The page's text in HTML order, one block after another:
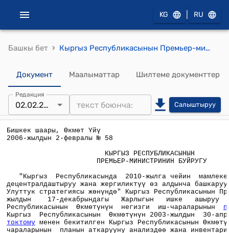
KG RU
Башкы бет › Кыргыз Республикасынын Премьер-министринин 2006-жылдын 2-февралындагы № 58 буйругу
Документ Маалыматтар Шилтеме документтер
Редакция
02.02.2006 Салыштыруу